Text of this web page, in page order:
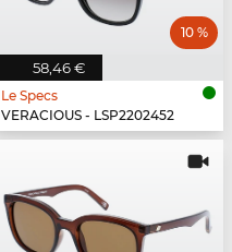
58,46 €
10 %
Le Specs
VERACIOUS - LSP2202452